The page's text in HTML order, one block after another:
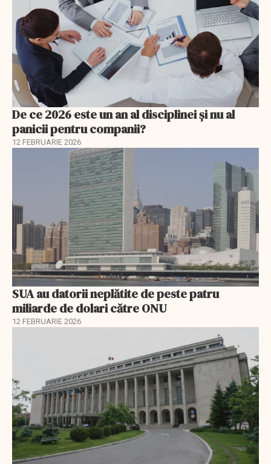
De ce 2026 este un an al disciplinei și nu al
panicii pentru companii?
12 FEBRUARIE 2026
SUA au datorii neplătite de peste patru
miliarde de dolari către ONU
12 FEBRUARIE 2026